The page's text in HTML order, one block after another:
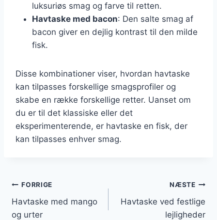
luksuriøs smag og farve til retten.
Havtaske med bacon: Den salte smag af
bacon giver en dejlig kontrast til den milde
fisk.
Disse kombinationer viser, hvordan havtaske
kan tilpasses forskellige smagsprofiler og
skabe en række forskellige retter. Uanset om
du er til det klassiske eller det
eksperimenterende, er havtaske en fisk, der
kan tilpasses enhver smag.
Indlægsnavigation
FORRIGE
Havtaske med mango
og urter
NÆSTE
Havtaske ved festlige
lejligheder